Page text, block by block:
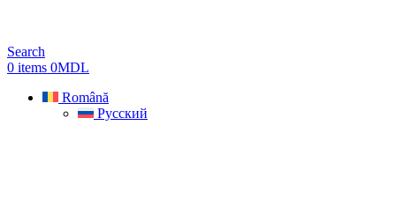
Search
0 items 0MDL
Română
Русский